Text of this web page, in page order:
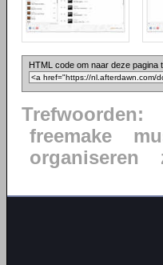
HTML code om naar deze pagina
Trefwoorden:
freemake
organiseren